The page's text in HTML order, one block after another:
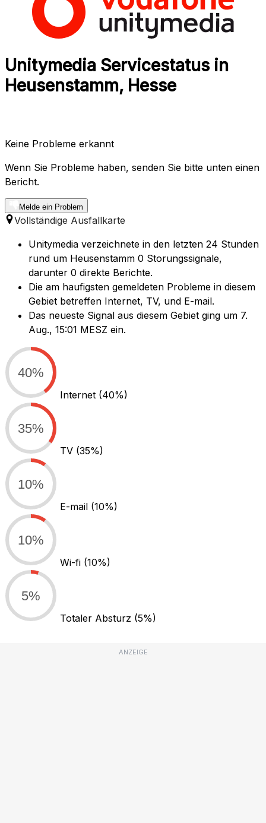
Unitymedia Servicestatus in
Heusenstamm, Hesse
Keine Probleme erkannt
Wenn Sie Probleme haben, senden Sie bitte unten einen
Bericht.
Melde ein Problem
Vollständige Ausfallkarte
Unitymedia verzeichnete in den letzten 24 Stunden
rund um Heusenstamm 0 Storungssignale,
darunter 0 direkte Berichte.
Die am haufigsten gemeldeten Probleme in diesem
Gebiet betreffen Internet, TV, und E-mail.
Das neueste Signal aus diesem Gebiet ging um 7.
Aug., 15:01 MESZ ein.
40%
Internet (40%)
35%
TV (35%)
10%
E-mail (10%)
10%
Wi-fi (10%)
5%
Totaler Absturz (5%)
ANZEIGE